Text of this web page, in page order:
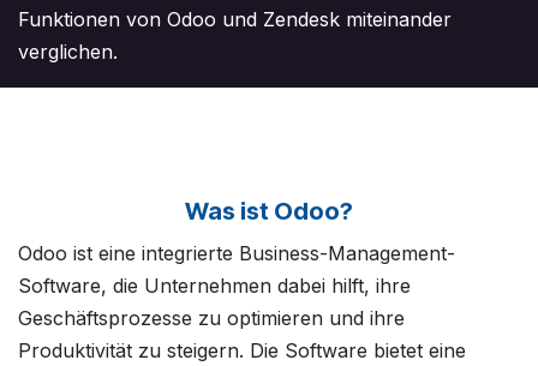
Funktionen von Odoo und Zendesk miteinander
verglichen.
Was ist Odoo?
Odoo ist eine integrierte Business-Management-
Software, die Unternehmen dabei hilft, ihre
Geschäftsprozesse zu optimieren und ihre
Produktivität zu steigern. Die Software bietet eine